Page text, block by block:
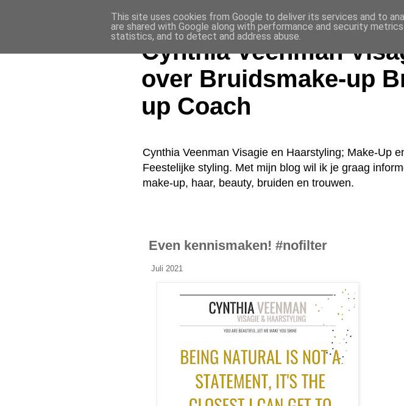
Cynthia Veenman
over Bruidsmake-up
up Coach
Cynthia Veenman Visagie en Haarstyling; Make-Up
Feestelijke styling. Met mijn blog wil ik je graag
make-up, haar, beauty, bruiden en trouwen.
Even kennismaken! #nofilter
Juli 2021
This site uses cookies from Google to deliver its services and to
are shared with Google along with performance and security
statistics, and to detect and address abuse.